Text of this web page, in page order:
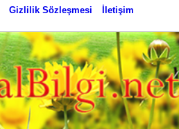
Gizlilik Sözleşmesi İletişim